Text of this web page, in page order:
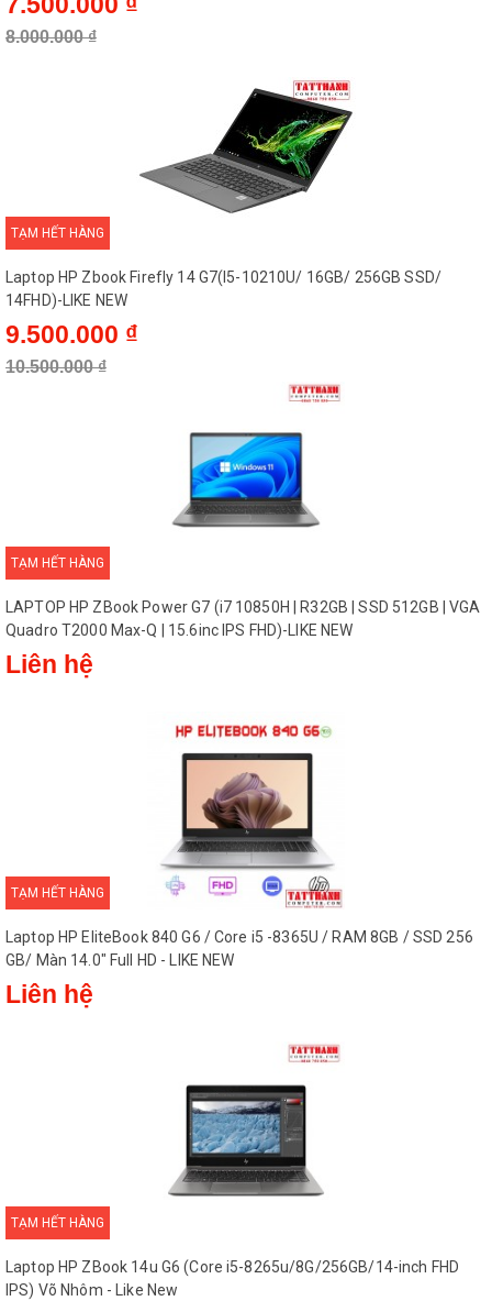
8.000.000 ₫
TẠM HẾT HÀNG
Laptop HP Zbook Firefly 14 G7(I5-10210U/ 16GB/ 256GB SSD/
14FHD)-LIKE NEW
9.500.000 ₫
10.500.000 ₫
TẠM HẾT HÀNG
LAPTOP HP ZBook Power G7 (i7 10850H | R32GB | SSD 512GB | VGA
Quadro T2000 Max-Q | 15.6inc IPS FHD)-LIKE NEW
Liên hệ
TẠM HẾT HÀNG
Laptop HP EliteBook 840 G6 / Core i5 -8365U / RAM 8GB / SSD 256
GB/ Màn 14.0″ Full HD - LIKE NEW
Liên hệ
TẠM HẾT HÀNG
Laptop HP ZBook 14u G6 (Core i5-8265u/8G/256GB/14-inch FHD
IPS) Võ Nhôm - Like New